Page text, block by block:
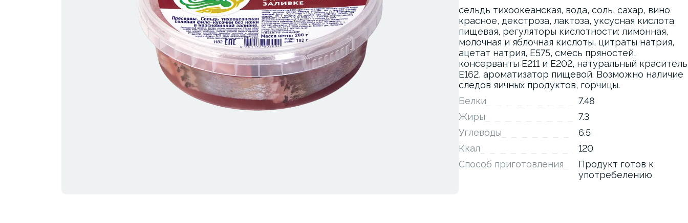
сельдь тихоокеанская, вода, соль, сахар, вино
красное, декстроза, лактоза, уксусная кислота
пищевая, регуляторы кислотности: лимонная,
молочная и яблочная кислоты, цитраты натрия,
ацетат натрия, Е575, смесь пряностей,
консерванты Е211 и Е202, натуральный краситель
Е162, ароматизатор пищевой. Возможно наличие
следов яичных продуктов, горчицы.
Белки
7.48
Жиры
7.3
Углеводы
6.5
Ккал
120
Способ приготовления
Продукт готов к
употребелению